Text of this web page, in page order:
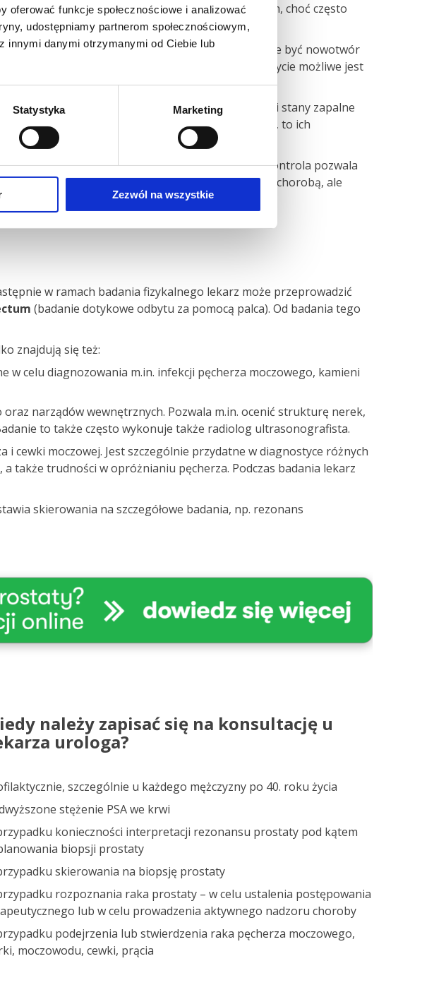
funkcje społecznościowe i analizować
udostępniamy partnerom społecznościowym,
innymi danymi otrzymanymi od Ciebie lub
Statystyka Marketing
Zezwól na wszystkie
badania profilaktyczne. Jednym z ważnych, choć często
życia.
nie dają żadnych objawów. Przykładem może być nowotwór
fazie rozwija się bezobjawowo, dlatego jego wykrycie możliwe jest
na skuteczne leczenie i powrót do pełni zdrowia.
są łagodne przerosty prostaty (BPH), infekcje i stany zapalne
z tych dolegliwości mogą wydawać się wstydliwe, to ich
życia.
w komfort i spokój psychiczny. Regularna kontrola pozwala
Warto pamiętać, że odwaga to nie tylko walka z chorobą, ale
postawienie właściwej diagnozy.
w ramach badania fizykalnego lekarz może przeprowadzić
(badanie dotykowe odbytu za pomocą palca). Od badania tego
znajdują się też:
w celu diagnozowania m.in. infekcji pęcherza moczowego, kamieni
narządów wewnętrznych. Pozwala m.in. ocenić strukturę nerek,
to także często wykonuje także radiolog ultrasonografista.
i cewki moczowej. Jest szczególnie przydatne w diagnostyce różnych
także trudności w opróżnianiu pęcherza. Podczas badania lekarz
skierowania na szczegółowe badania, np. rezonans
należy zapisać się na konsultację u
urologa?
szczególnie u każdego mężczyzny po 40. roku życia
stężenie PSA we krwi
konieczności interpretacji rezonansu prostaty pod kątem
biopsji prostaty
skierowania na biopsję prostaty
rozpoznania raka prostaty – w celu ustalenia postępowania
lub w celu prowadzenia aktywnego nadzoru choroby
podejrzenia lub stwierdzenia raka pęcherza moczowego,
moczowodu, cewki, prącia